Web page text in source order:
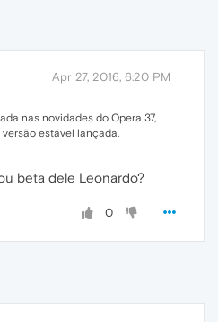
Apr 27, 2016, 6:20 PM
nas novidades do Opera 37,
estável lançada.
beta dele Leonardo?
0